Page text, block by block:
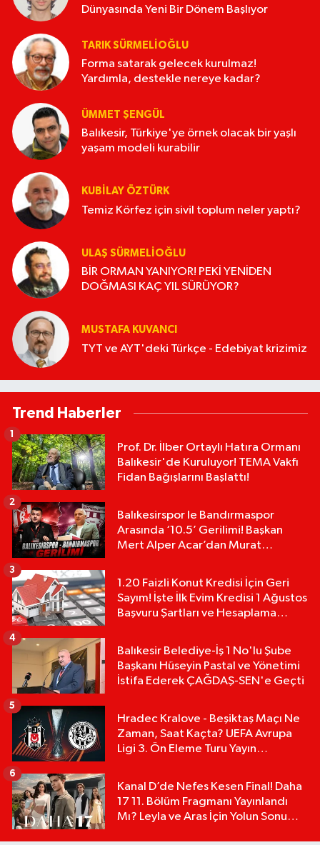
Dünyasında Yeni Bir Dönem Başlıyor
TARIK SÜRMELIOĞLU
Forma satarak gelecek kurulmaz!
Yardımla, destekle nereye kadar?
ÜMMET ŞENGÜL
Balıkesir, Türkiye'ye örnek olacak bir yaşlı
yaşam modeli kurabilir
KUBİLAY ÖZTÜRK
Temiz Körfez için sivil toplum neler yaptı?
ULAŞ SÜRMELİOĞLU
BİR ORMAN YANIYOR! PEKİ YENİDEN
DOĞMASI KAÇ YIL SÜRÜYOR?
MUSTAFA KUVANCI
TYT ve AYT'deki Türkçe - Edebiyat krizimiz
Trend Haberler
Prof. Dr. İlber Ortaylı Hatıra Ormanı
Balıkesir'de Kuruluyor! TEMA Vakfı
Fidan Bağışlarını Başlattı!
1
Balıkesirspor le Bandırmaspor
Arasında ‘10.5’ Gerilimi! Başkan
Mert Alper Acar’dan Murat
2
1.20 Faizli Konut Kredisi İçin Geri
Sayım! İşte İlk Evim Kredisi 1 Ağustos
Başvuru Şartları ve Hesaplama
3
Balıkesir Belediye-İş 1 No'lu Şube
Başkanı Hüseyin Pastal ve Yönetimi
İstifa Ederek ÇAĞDAŞ-SEN'e Geçti
4
Hradec Kralove - Beşiktaş Maçı Ne
Zaman, Saat Kaçta? UEFA Avrupa
Ligi 3. Ön Eleme Turu Yayın
5
Kanal D’de Nefes Kesen Final! Daha
17 11. Bölüm Fragmanı Yayınlandı
Mı? Leyla ve Aras İçin Yolun Sonu
6